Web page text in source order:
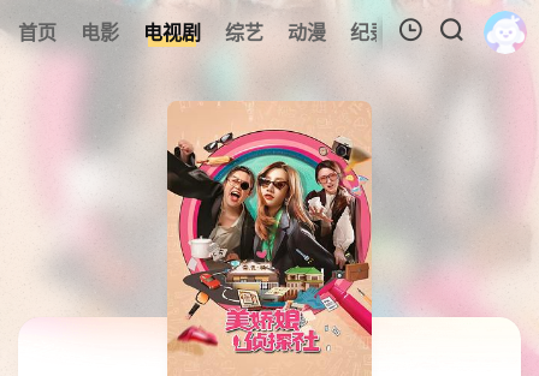
首页 电影 电视剧 综艺 动漫 纪录片 视频短片
暂无观看影片的记录